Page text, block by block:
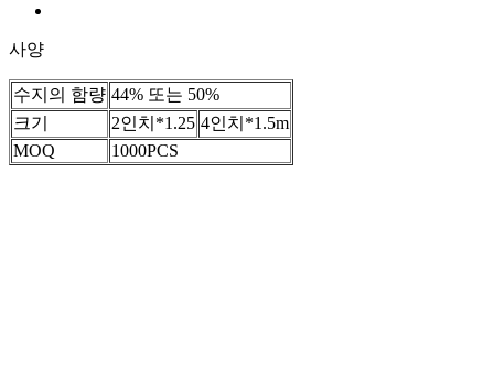
사양
수지의 함량 44% 또는 50%
크기
2인치*1.25 4인치*1.5m
MOQ
1000PCS